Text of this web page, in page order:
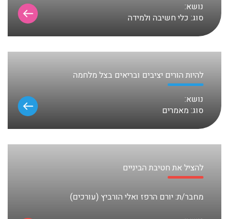
נושא:
סוג: כלי חשיבה ולמידה
להיות הורים יציבים ובריאים בצל מלחמה
נושא:
סוג:מאמרים
להציל את חטיבת הביניים
מחבר/ת: יורם הרפז ואלי הורביץ (עורכים)